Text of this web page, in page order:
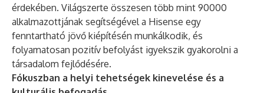
érdekében. Világszerte összesen több mint 90000
alkalmazottjának segítségével a Hisense egy
fenntartható jövő kiépítésén munkálkodik, és
folyamatosan pozitív befolyást igyekszik gyakorolni a
társadalom fejlődésére.
Fókuszban a helyi tehetségek kinevelése és a